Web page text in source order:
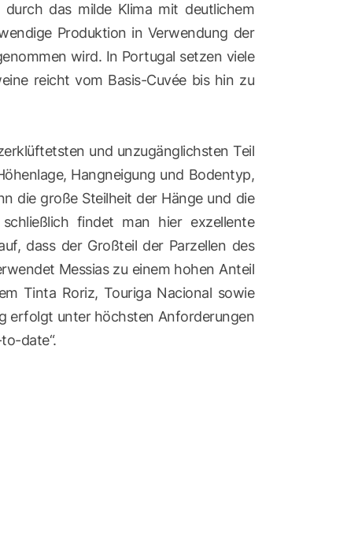
das milde Klima mit deutlichem
Produktion in Verwendung der
wird. In Portugal setzen viele
reicht vom Basis-Cuvée bis hin zu
und unzugänglichsten Teil
Hangneigung und Bodentyp,
die große Steilheit der Hänge und die
findet man hier exzellente
dass der Großteil der Parzellen des
Messias zu einem hohen Anteil
Tinta Roriz, Touriga Nacional sowie
erfolgt unter höchsten Anforderungen
date“.